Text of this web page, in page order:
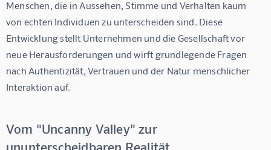
Menschen, die in Aussehen, Stimme und Verhalten kaum
von echten Individuen zu unterscheiden sind. Diese
Entwicklung stellt Unternehmen und die Gesellschaft vor
neue Herausforderungen und wirft grundlegende Fragen
nach Authentizität, Vertrauen und der Natur menschlicher
Interaktion auf.
Vom "Uncanny Valley" zur
ununterscheidbaren Realität